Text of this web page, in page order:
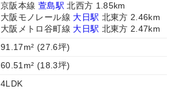
京阪本線 萱島駅 北西方 1.85km
大阪モノレール線 大日駅 北東方 2.46km
大阪メトロ谷町線 大日駅 北東方 2.47km
91.17m² (27.6坪)
60.51m² (18.3坪)
4LDK